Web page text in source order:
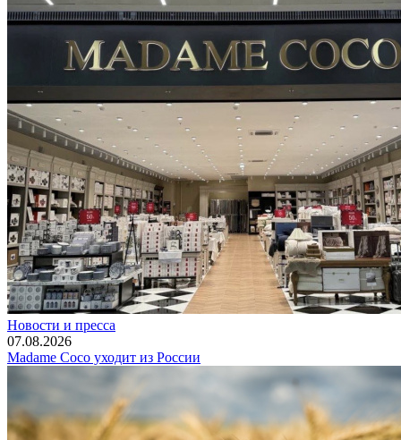
Новости и пресса
07.08.2026
Madame Coco уходит из России